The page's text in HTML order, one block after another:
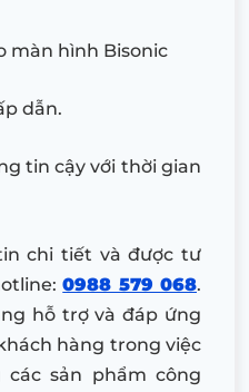
màn hình Bisonic
dẫn.
tin cậy với thời gian
chi tiết và được tư
0988 579 068.
hỗ trợ và đáp ứng
hàng trong việc
sản phẩm công